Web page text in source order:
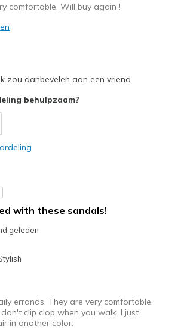
comfortable. Will buy again !
I'm Into Shoes
zou aanbevelen aan een vriend
behulpzaam?
with these sandals!
geleden
errands. They are very comfortable.
clip clop when you walk. I just
in another color.